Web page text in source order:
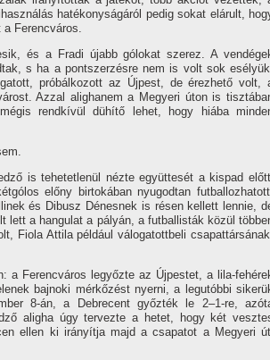
hatékonyságáról pedig sokat elárult,
Ferencváros.
és a Fradi újabb gólokat szerez. A
s ha a pontszerzésre nem is volt sok
próbálkozott az Újpest, de érezhető volt,
Azzal alighanem a Megyeri úton is
rendkívül dühítő lehet, hogy hiába
is tehetetlenül nézte együttesét a kispad
előny birtokában nyugodtan
és Dibusz Dénesnek is résen kellett lennie,
lett a hangulat a pályán, a futballisták közül
Fiola Attila például válogatottbeli
a Ferencváros legyőzte az Újpestet, a lila-
bajnoki mérkőzést nyerni, a legutóbbi
8-án, a Debrecent győzték le 2–1-re,
aligha úgy tervezte a hetet, hogy két
ellen ki irányítja majd a csapatot a Megyeri